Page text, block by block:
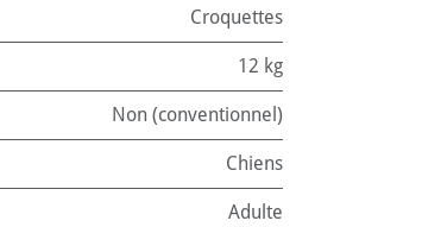
Croquettes
12 kg
Non (conventionnel)
Chiens
Adulte